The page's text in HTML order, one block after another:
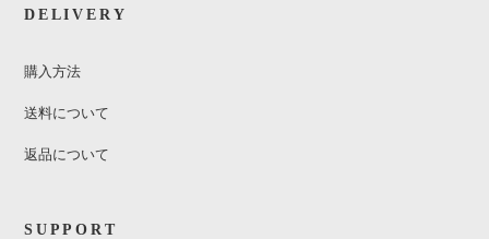
DELIVERY
購入方法
送料について
返品について
SUPPORT